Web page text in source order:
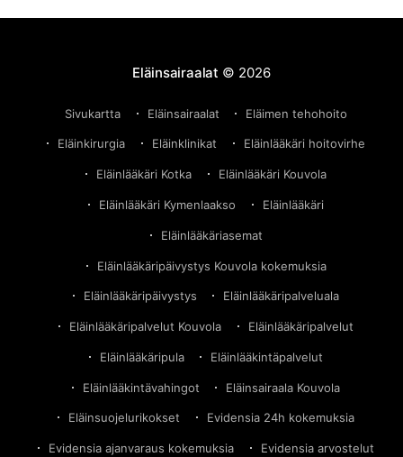
Eläinsairaalat © 2026
Sivukartta Eläinsairaalat Eläimen tehohoito
Eläinkirurgia Eläinklinikat Eläinlääkäri hoitovirhe
Eläinlääkäri Kotka Eläinlääkäri Kouvola
Eläinlääkäri Kymenlaakso Eläinlääkäri
Eläinlääkäriasemat
Eläinlääkäripäivystys Kouvola kokemuksia
Eläinlääkäripäivystys Eläinlääkäripalveluala
Eläinlääkäripalvelut Kouvola Eläinlääkäripalvelut
Eläinlääkäripula Eläinlääkintäpalvelut
Eläinlääkintävahingot Eläinsairaala Kouvola
Eläinsuojelurikokset Evidensia 24h kokemuksia
Evidensia ajanvaraus kokemuksia Evidensia arvostelut